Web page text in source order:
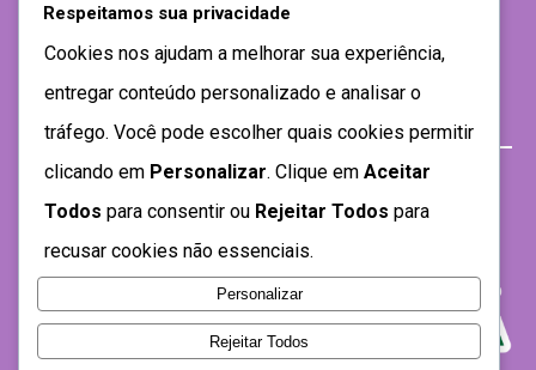
Respeitamos sua privacidade
Cookies nos ajudam a melhorar sua experiência,
entregar conteúdo personalizado e analisar o
tráfego. Você pode escolher quais cookies permitir
clicando em Personalizar. Clique em Aceitar
Todos para consentir ou Rejeitar Todos para
recusar cookies não essenciais.
Personalizar
Rejeitar Todos